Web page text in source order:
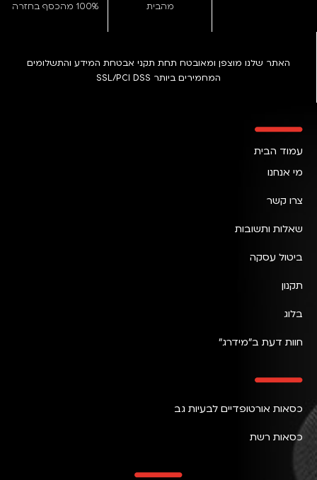
מהבית
100% מהכסף בחזרה
האתר שלנו מוצפן ומאובטח תחת תקני אבטחת המידע והתשלומים
המחמירים ביותר SSL/PCI DSS
עמוד הבית
מי אנחנו
צרו קשר
שאלות ותשובות
ביטול עסקה
תקנון
בלוג
חוות דעת ב״מידרג״
כסאות אורטופדיים לבעיות גב
כסאות רשת